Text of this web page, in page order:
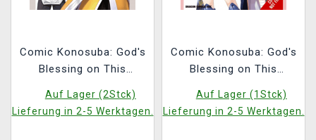
Comic Konosuba: God's
Blessing on This
18 ENG
Auf Lager (2Stck)
Lieferung in 2-5 Werktagen.
Comic Konosuba: God's
Blessing on This
19 ENG
Auf Lager (1Stck)
Lieferung in 2-5 Werktagen.